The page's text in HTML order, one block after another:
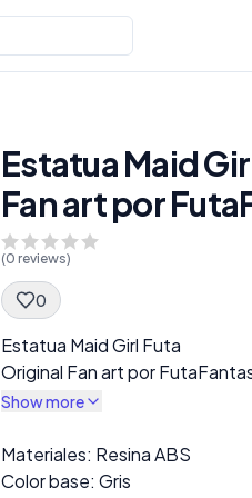
Estatua Maid
Fan art por
(0 reviews)
0
Spec Description
Estatua Maid Girl Futa
Original Fan art por
Show more
Description
Materiales: Resina ABS
Color base: Gris